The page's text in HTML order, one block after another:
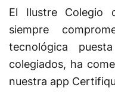
El Ilustre Colegio
siempre
tecnológica
colegiados, ha
nuestra app